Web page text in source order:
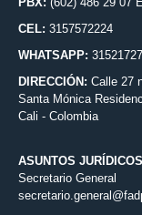
CEL: 3157572224
WHATSAPP:
DIRECCIÓN: Calle 27
Santa Mónica
Cali - Colombia
ASUNTOS JURÍDICOS
Secretario General